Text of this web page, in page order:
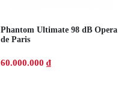
Phantom Ultimate 98 dB Opera
de Paris
60.000.000 ₫